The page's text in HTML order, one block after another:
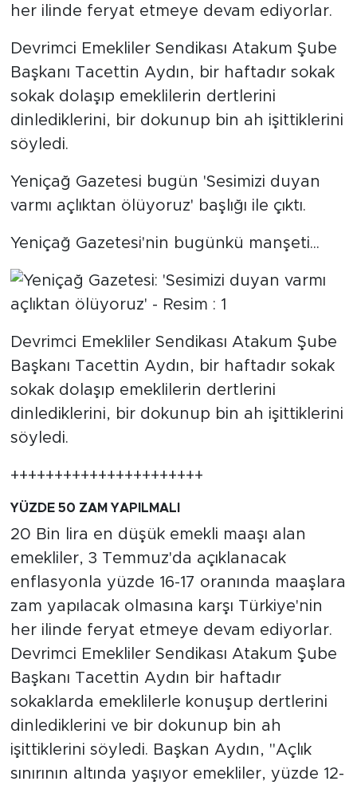
her ilinde feryat etmeye devam ediyorlar.
Devrimci Emekliler Sendikası Atakum Şube
Başkanı Tacettin Aydın, bir haftadır sokak
sokak dolaşıp emeklilerin dertlerini
dinlediklerini, bir dokunup bin ah işittiklerini
söyledi.
Yeniçağ Gazetesi bugün 'Sesimizi duyan
varmı açlıktan ölüyoruz' başlığı ile çıktı.
Yeniçağ Gazetesi'nin bugünkü manşeti...
Devrimci Emekliler Sendikası Atakum Şube
Başkanı Tacettin Aydın, bir haftadır sokak
sokak dolaşıp emeklilerin dertlerini
dinlediklerini, bir dokunup bin ah işittiklerini
söyledi.
++++++++++++++++++++++
YÜZDE 50 ZAM YAPILMALI
20 Bin lira en düşük emekli maaşı alan
emekliler, 3 Temmuz'da açıklanacak
enflasyonla yüzde 16-17 oranında maaşlara
zam yapılacak olmasına karşı Türkiye'nin
her ilinde feryat etmeye devam ediyorlar.
Devrimci Emekliler Sendikası Atakum Şube
Başkanı Tacettin Aydın bir haftadır
sokaklarda emeklilerle konuşup dertlerini
dinlediklerini ve bir dokunup bin ah
işittiklerini söyledi. Başkan Aydın, "Açlık
sınırının altında yaşıyor emekliler, yüzde 12-
SPOR
KÜLTÜR SANAT
YAŞAM
TARİHTEN GÜNÜMÜZE
KADIN
SAĞLIK
SİYASET
MEDYA KÖŞESİ
FOTO GALERİ
VİDEOLAR